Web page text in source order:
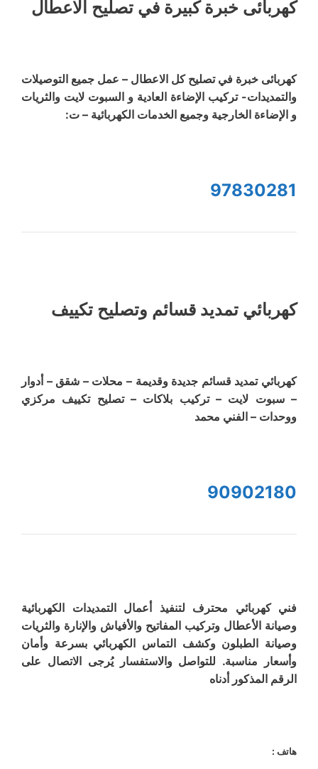
كهربائى خبرة كبيرة في تصليح الاعطال
كهربائى خبرة في تصليح كل الاعطال – عمل جميع التوصيلات
والتمديدات- تركيب الإضاءة العادية و السبوت لايت والثريات
و الإضاءة الخارجية وجميع الخدمات الكهربائية – ت:
97830281
كهربائي تمديد قسائم وتصليح تكييف
كهربائي تمديد قسائم جديدة وقديمة – محلات – شقق – أدوار
– سبوت لايت – تركيب بلاكات – تصليح تكييف مركزي
ووحدات – الفني محمد
90902180
فني كهربائي محترف لتنفيذ أعمال التمديدات الكهربائية
وصيانة الأعطال وتركيب المفاتيح والأفياش والإنارة والثريات
وصيانة الطبلون وكشف التماس الكهربائي بسرعة وأمان
وأسعار مناسبة. للتواصل والاستفسار يُرجى الاتصال على
الرقم المذكور أدناه
هاتف :